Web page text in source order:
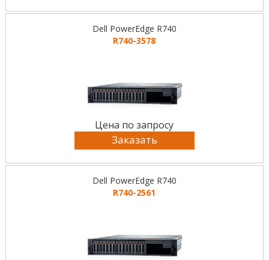
Dell PowerEdge R740
R740-3578
Цена по запросу
Заказать
Dell PowerEdge R740
R740-2561